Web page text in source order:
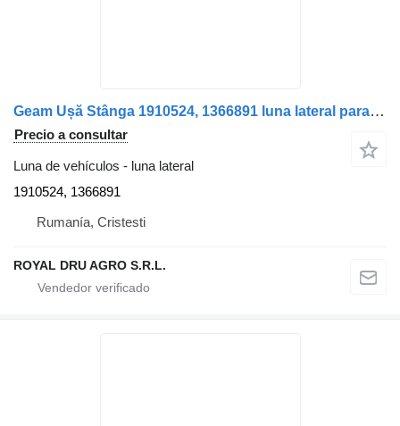
Geam Ușă Stânga 1910524, 1366891 luna lateral para Scania – Cod 1910524 / 1366891 camión
Precio a consultar
Luna de vehículos - luna lateral
1910524, 1366891
Rumanía, Cristesti
ROYAL DRU AGRO S.R.L.